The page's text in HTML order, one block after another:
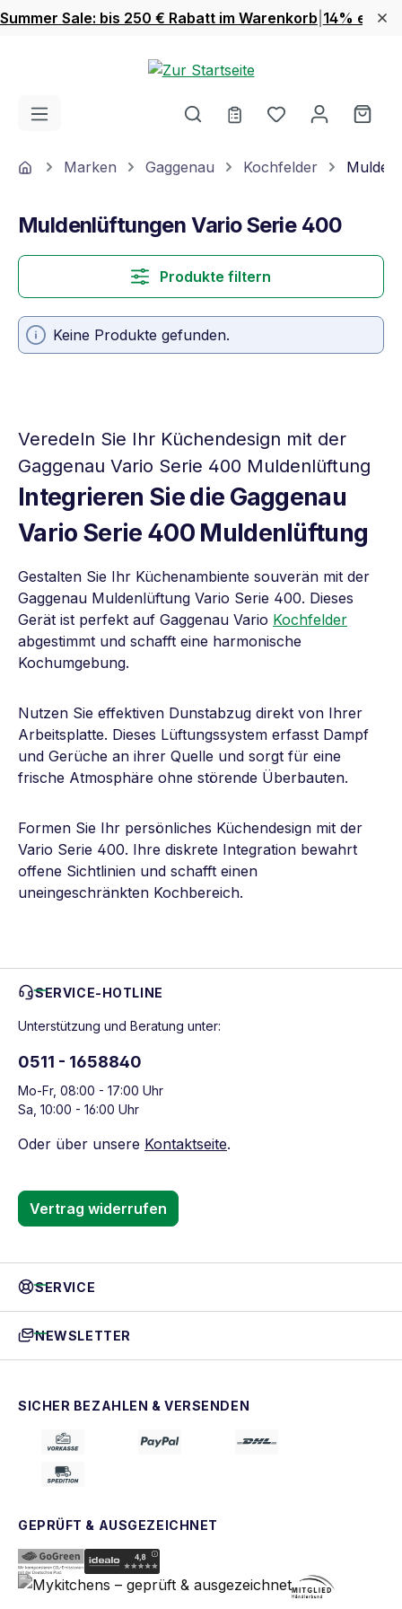
Zum Hauptinhalt springen
Summer Sale: bis 250 € Rabatt im Warenkorb 14% extra
Du hast 0
HomeMarken Gaggenau Kochfelder
Muldenlüftungen Vario Serie 400
Produkte filtern
Keine Produkte gefunden.
Veredeln Sie Ihr Küchendesign mit der
Gaggenau Vario Serie 400 Muldenlüftung
Integrieren Sie die Gaggenau
Vario Serie 400 Muldenlüftung
Gestalten Sie Ihr Küchenambiente souverän mit der
Gaggenau Muldenlüftung Vario Serie 400. Dieses
Gerät ist perfekt auf Gaggenau Vario Kochfelder
abgestimmt und schafft eine harmonische
Kochumgebung.
Nutzen Sie effektiven Dunstabzug direkt von Ihrer
Arbeitsplatte. Dieses Lüftungssystem erfasst Dampf
und Gerüche an ihrer Quelle und sorgt für eine
frische Atmosphäre ohne störende Überbauten.
Formen Sie Ihr persönliches Küchendesign mit der
Vario Serie 400. Ihre diskrete Integration bewahrt
offene Sichtlinien und schafft einen
uneingeschränkten Kochbereich.
SERVICE-HOTLINE
Unterstützung und Beratung unter:
0511 - 1658840
Mo-Fr, 08:00 - 17:00 Uhr
Sa, 10:00 - 16:00 Uhr
Oder über unsere Kontaktseite.
Vertrag widerrufen
SERVICE
NEWSLETTER
SICHER BEZAHLEN & VERSENDEN
GEPRÜFT & AUSGEZEICHNET